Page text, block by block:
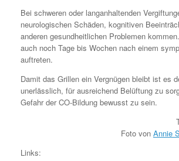
Bei schweren oder langanhaltenden
neurologischen Schäden, kognitiven
anderen gesundheitlichen Problemen
auch noch Tage bis Wochen nach einem
auftreten.
Damit das Grillen ein Vergnügen bleibt ist es
unerlässlich, für ausreichend Belüftung zu
Gefahr der CO-Bildung bewusst zu sein.
Foto von Annie
Links: